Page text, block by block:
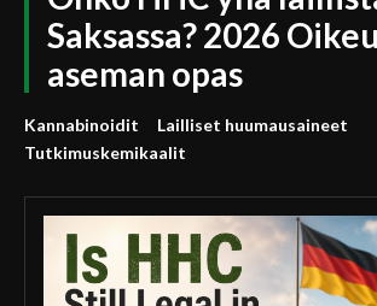
Saksassa? 2026
aseman opas
Kannabinoidit
Lailliset huumausaineet
Tutkimuskemikaalit